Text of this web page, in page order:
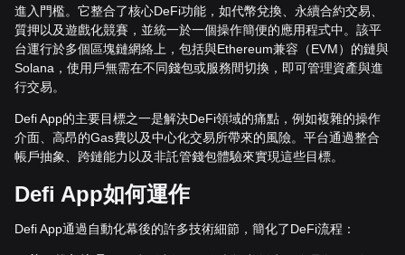
進入門檻。它整合了核心DeFi功能，如代幣兌換、永續合約交易、
質押以及遊戲化競賽，並統一於一個操作簡便的應用程式中。該平
台運行於多個區塊鏈網絡上，包括與Ethereum兼容（EVM）的鏈與
Solana，使用戶無需在不同錢包或服務間切換，即可管理資產與進
行交易。
Defi App的主要目標之一是解決DeFi領域的痛點，例如複雜的操作
介面、高昂的Gas費以及中心化交易所帶來的風險。平台通過整合
帳戶抽象、跨鏈能力以及非託管錢包體驗來實現這些目標。
Defi App如何運作
Defi App通過自動化幕後的許多技術細節，簡化了DeFi流程：